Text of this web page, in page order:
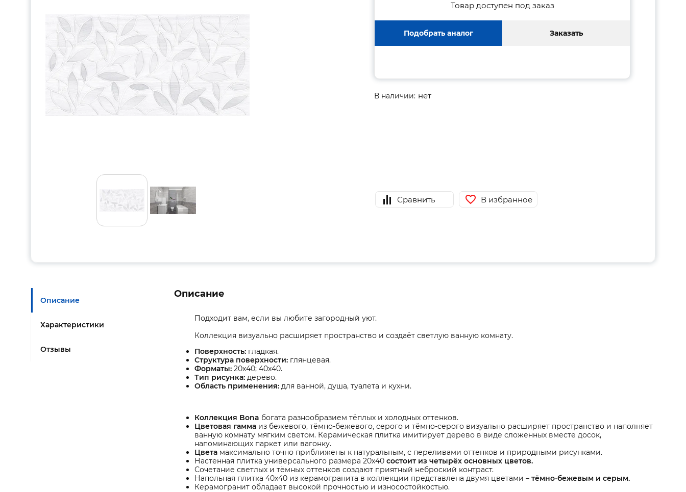
Товар доступен под заказ
Подобрать аналог Заказать
В наличии: нет
Сравнить В избранное
Описание
Характеристики
Отзывы
Описание
Подходит вам, если вы любите загородный уют.
Коллекция визуально расширяет пространство и создаёт светлую ванную комнату.
Поверхность: гладкая.
Структура поверхности: глянцевая.
Форматы: 20х40; 40х40.
Тип рисунка: дерево.
Область применения: для ванной, душа, туалета и кухни.
Коллекция Bona богата разнообразием тёплых и холодных оттенков.
Цветовая гамма из бежевого, тёмно-бежевого, серого и тёмно-серого визуально расширяет пространство и наполняет
ванную комнату мягким светом. Керамическая плитка имитирует дерево в виде сложенных вместе досок,
напоминающих паркет или вагонку.
Цвета максимально точно приближены к натуральным, с переливами оттенков и природными рисунками.
Настенная плитка универсального размера 20х40 состоит из четырёх основных цветов.
Сочетание светлых и тёмных оттенков создают приятный неброский контраст.
Напольная плитка 40х40 из керамогранита в коллекции представлена двумя цветами – тёмно-бежевым и серым.
Керамогранит обладает высокой прочностью и износостойкостью.